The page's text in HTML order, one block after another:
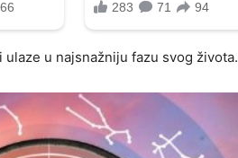
u najsnažniju fazu svog života.